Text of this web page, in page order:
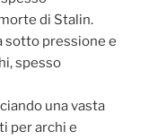
di Stalin.
sotto pressione e
spesso
una vasta
per archi e